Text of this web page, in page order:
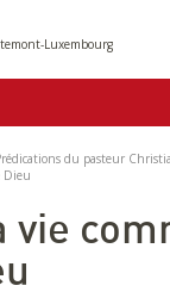
du pasteur
Dieu